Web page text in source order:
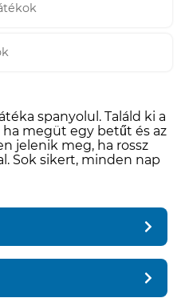
spanyolul. Találd ki a
megüt egy betűt és az
jelenik meg, ha rossz
Sok sikert, minden nap